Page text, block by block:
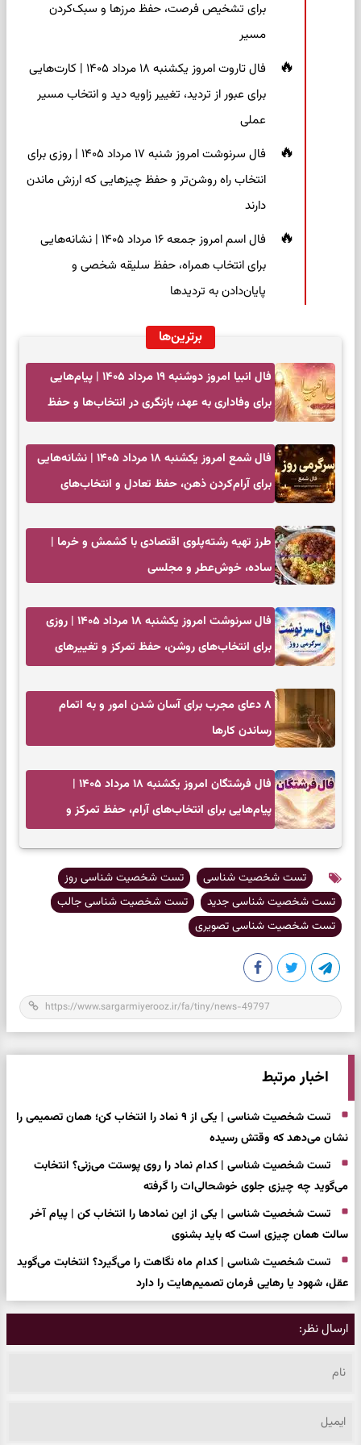
برای تشخیص فرصت، حفظ مرزها و سبک‌کردن
مسیر
فال تاروت امروز یکشنبه ۱۸ مرداد ۱۴۰۵ | کارت‌هایی
برای عبور از تردید، تغییر زاویه دید و انتخاب مسیر
عملی
فال سرنوشت امروز شنبه ۱۷ مرداد ۱۴۰۵ | روزی برای
انتخاب راه روشن‌تر و حفظ چیزهایی که ارزش ماندن
دارند
فال اسم امروز جمعه ۱۶ مرداد ۱۴۰۵ | نشانه‌هایی
برای انتخاب همراه، حفظ سلیقه شخصی و
پایان‌دادن به تردیدها
برترین‌ها
فال انبیا امروز دوشنبه ۱۹ مرداد ۱۴۰۵ | پیام‌هایی
برای وفاداری به عهد، بازنگری در انتخاب‌ها و حفظ
فال شمع امروز یکشنبه ۱۸ مرداد ۱۴۰۵ | نشانه‌هایی
برای آرام‌کردن ذهن، حفظ تعادل و انتخاب‌های
طرز تهیه رشته‌پلوی اقتصادی با کشمش و خرما |
ساده، خوش‌عطر و مجلسی
فال سرنوشت امروز یکشنبه ۱۸ مرداد ۱۴۰۵ | روزی
برای انتخاب‌های روشن، حفظ تمرکز و تغییرهای
۸ دعای مجرب برای آسان شدن امور و به اتمام
رساندن کار‌ها
فال فرشتگان امروز یکشنبه ۱۸ مرداد ۱۴۰۵ |
پیام‌هایی برای انتخاب‌های آرام، حفظ تمرکز و
تست شخصیت شناسی
تست شخصیت شناسی روز
تست شخصیت شناسی جدید
تست شخصیت شناسی جالب
تست شخصیت شناسی تصویری
اخبار مرتبط
تست شخصیت شناسی | یکی از ۹ نماد را انتخاب کن؛ همان تصمیمی را
نشان می‌دهد که وقتش رسیده
تست شخصیت شناسی | کدام نماد را روی پوستت می‌زنی؟ انتخابت
می‌گوید چه چیزی جلوی خوشحالی‌ات را گرفته
تست شخصیت شناسی | یکی از این نمادها را انتخاب کن | پیام آخر
سالت همان چیزی است که باید بشنوی
تست شخصیت شناسی | کدام ماه نگاهت را می‌گیرد؟ انتخابت می‌گوید
عقل، شهود یا رهایی فرمان تصمیم‌هایت را دارد
ارسال نظر: